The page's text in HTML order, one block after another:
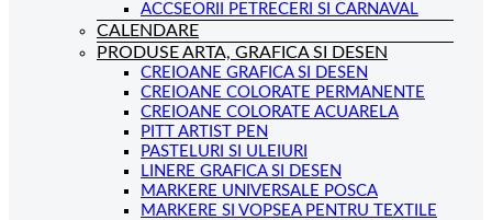
ACCSEORII PETRECERI SI CARNAVAL
CALENDARE
PRODUSE ARTA, GRAFICA SI DESEN
CREIOANE GRAFICA SI DESEN
CREIOANE COLORATE PERMANENTE
CREIOANE COLORATE ACUARELA
PITT ARTIST PEN
PASTELURI SI ULEIURI
LINERE GRAFICA SI DESEN
MARKERE UNIVERSALE POSCA
MARKERE SI VOPSEA PENTRU TEXTILE